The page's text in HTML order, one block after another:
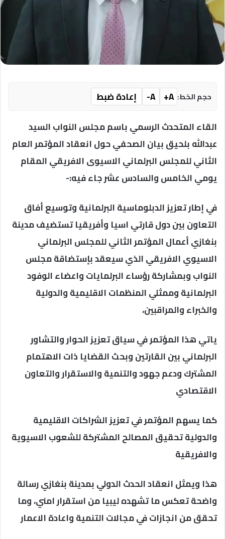
حجم الخط: A+
A-
إعادة ضبط
القاء المتحدث الرسمي باسم مجلس النواب السيد
عبدالله بلحيق بيان الصحفي حول انعقاد المؤتمر العام
الثاني للمجلس البرلماني الاسيوى الافريقي المقام
يومي الخامس والسادس عشر جاء فيه:-
في إطار تعزيز الدبلوماسية البرلمانية وتوسيع أفاق
التعاون بين دول قارتي اسيا وأفريقيا تستضيف مدينة
بنغازي أعمال المؤتمر الثاني للمجلس البرلماني
الاسيوي الافريقي الذي سيعقد بإستضاقة مجلس
النواب وبمشاركة رؤساء البرلمايات واعضاء الوفود
البرلمانية وممثلي المنظمات الاقليمية والدولية
والخبراء والمراقبين،
ياتي هذا المؤتمر في سياق تعزيز الحوار والتشاور
البرلماني بين القارتين وبحث القضايا ذات الاهتمام
المشترك ودعم جهود والتنمية والاستقرار والتعاون
الاقتصادي
كما يسهم المؤتمر في تعزيز الشراكات الاقليمية
والدولية تحقيق المصالح المشتركة للشعوب الاسيوية
والافريقية
هذا ويمثل انعقاد الحدث الدولي بمدينة بنغازي رسالة
واضحة تعكس ما تشهده ليبيا من استقرار امني، وما
تحقق من انجازات في مجالات التنمية واعادة الاعمار